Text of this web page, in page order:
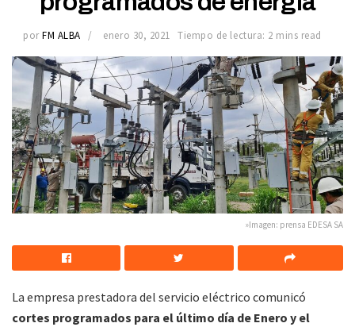
por FM ALBA enero 30, 2021 Tiempo de lectura: 2 mins read
»Imagen: prensa EDESA SA
La empresa prestadora del servicio eléctrico comunicó
cortes programados para el último día de Enero y el